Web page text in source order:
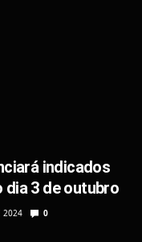
indicados
dia 3 de outubro
2024 0